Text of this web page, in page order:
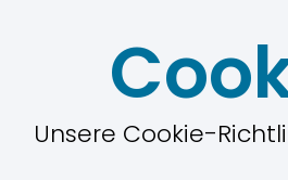
Unsere Cookie-